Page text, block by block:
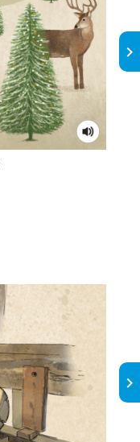
keyboard_arrow_right
keyboard_arrow_right